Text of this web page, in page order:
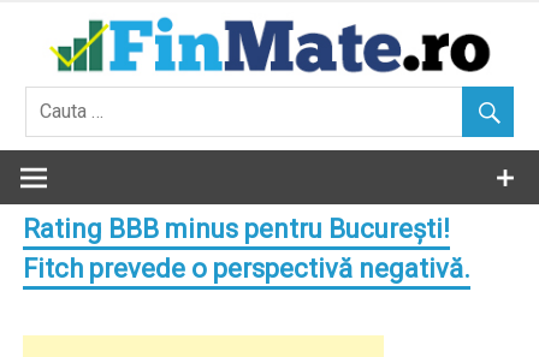
content
Rating BBB minus pentru București!
Fitch prevede o perspectivă negativă.